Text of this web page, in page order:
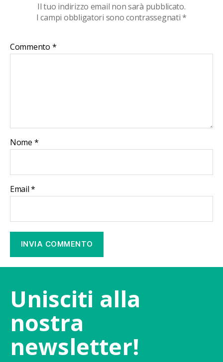
Il tuo indirizzo email non sarà pubblicato.
I campi obbligatori sono contrassegnati*
Commento *
Nome *
Email*
Unisciti alla
nostra
newsletter!